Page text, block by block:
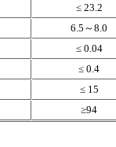
≤ 23.2
6.5～8.0
≤ 0.04
≤ 0.4
≤ 15
≥94